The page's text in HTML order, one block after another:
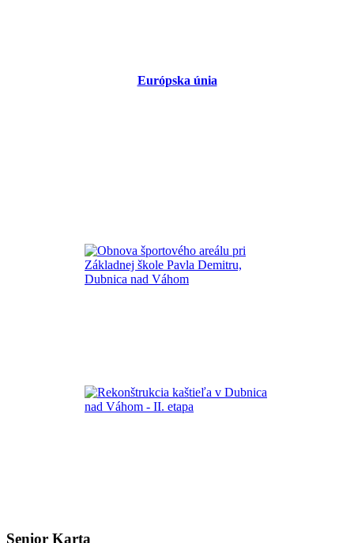
Európska únia
Senior Karta